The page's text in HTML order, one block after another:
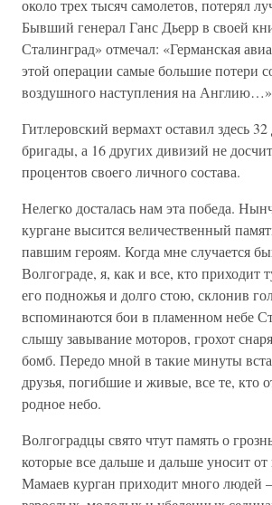
около трех тысяч самолетов, потерял
Бывший генерал Ганс Дьерр в своей
Сталинград» отмечал: «Германская
этой операции самые большие потери
воздушного наступления на Англию…»
Гитлеровский вермахт оставил здесь
бригады, а 16 других дивизий не
процентов своего личного состава.
Нелегко досталась нам эта победа.
кургане высится величественный
павшим героям. Когда мне случается
Волгограде, я, как и все, кто приходит
его подножья и долго стою, склонив
вспоминаются бои в пламенном небе
слышу завывание моторов, грохот
бомб. Передо мной в такие минуты
друзья, погибшие и живые, все те, кто
родное небо.
Волгоградцы свято чтут память о
которые все дальше и дальше уносит
Мамаев курган приходит много людей